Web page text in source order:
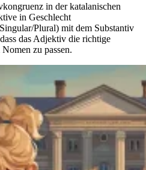
in der katalanischen
in Geschlecht
Plural) mit dem Substantiv
das Adjektiv die richtige
zu passen.